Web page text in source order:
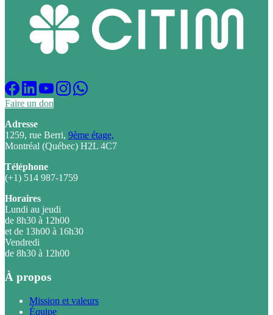
Faire un don
Adresse
1259, rue Berri, 9ème étage,
Montréal (Québec) H2L 4C7
Téléphone
(+1) 514 987-1759
Horaires
Lundi au jeudi
de 8h30 à 12h00
et de 13h00 à 16h30
Vendredi
de 8h30 à 12h00
À propos
Mission et valeurs
Équipe